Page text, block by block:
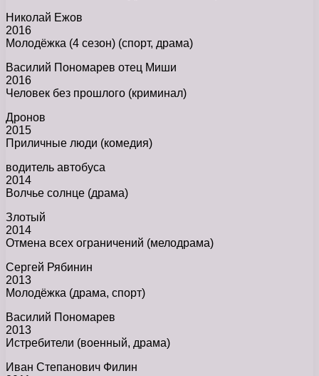
Николай Ежов
2016
Молодёжка (4 сезон) (спорт, драма)
Василий Пономарев отец Миши
2016
Человек без прошлого (криминал)
Дронов
2015
Приличные люди (комедия)
водитель автобуса
2014
Волчье солнце (драма)
Злотый
2014
Отмена всех ограничений (мелодрама)
Сергей Рябинин
2013
Молодёжка (драма, спорт)
Василий Пономарев
2013
Истребители (военный, драма)
Иван Степанович Филин